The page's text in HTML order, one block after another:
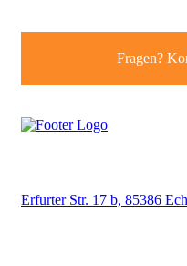
Fragen?
Erfurter Str. 17 b, 85386